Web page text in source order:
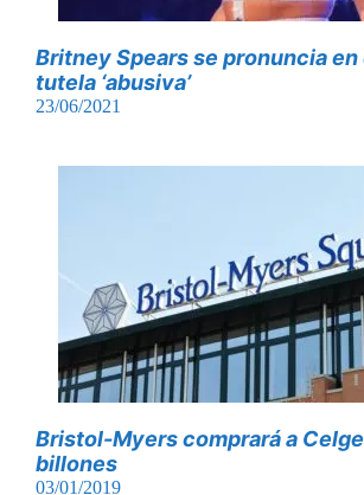
Britney Spears se pronuncia
tutela ‘abusiva’
23/06/2021
Bristol-Myers comprará a
billones
03/01/2019